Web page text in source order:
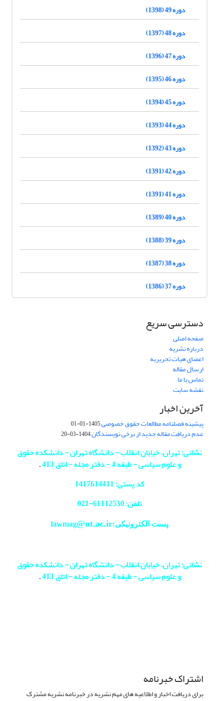
دوره 49 (1398)
دوره 48 (1397)
دوره 47 (1396)
دوره 46 (1395)
دوره 45 (1394)
دوره 44 (1393)
دوره 43 (1392)
دوره 42 (1391)
دوره 41 (1391)
دوره 40 (1389)
دوره 39 (1388)
دوره 38 (1387)
دوره 37 (1386)
دسترسی سریع
صفحه اصلی
درباره نشریه
اعضای هیات تحریریه
ارسال مقاله
تماس با ما
نقشه سایت
آخرین اخبار
پیشینه فصلنامه مطالعات حقوق خصوصی1405-01-01
عدم دریافت مقاله جدید از برخی نویسندگان1404-03-20
نشانی: تهران، خیابان انقلاب - دانشگاه تهران - دانشکده حقوق
و علوم سیاسی - طبقه 4 - دفتر مجله - اتاق 413
.
کد پستی: 1417614411
تلفن: 61112530-
021
پست الکترونیکی:lawmag@ut.ac.ir
نشانی: تهران، خیابان انقلاب - دانشگاه تهران - دانشکده حقوق
و علوم سیاسی - طبقه 4 - دفتر مجله - اتاق 413
.
اشتراک خبرنامه
برای دریافت اخبار و اطلاعیه های مهم نشریه در خبرنامه نشریه مشترک